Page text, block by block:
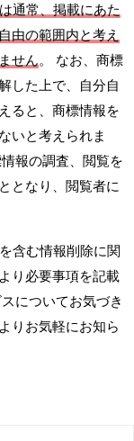
通常、掲載にあた
由の範囲内と考え
せん。 なお、商標
した上で、自分自
ると、商標情報を
いと考えられま
報の調査、閲覧を
となり、閲覧者に
含む情報削除に関
り必要事項を記載
についてお気づき
りお気軽にお知ら